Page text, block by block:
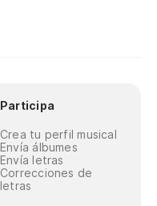
Participa
Crea tu perfil musical
Envía álbumes
Envía letras
Correcciones de
letras